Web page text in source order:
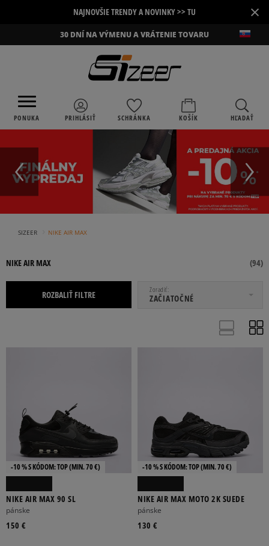
NAJNOVŠIE TRENDY A NOVINKY >> TU ×
30 DNÍ NA VÝMENU A VRÁTENIE TOVARU
PONUKA PRIHLÁSIŤ SCHRÁNKA KOŠÍK HĽADAŤ
SIZEER NIKE AIR MAX
NIKE AIR MAX (94)
ROZBALIŤ FILTRE Zoradiť
ZAČIATOČNÉ
OD DO
19,5 20 21,5 22
BÉŽOVÁ ČIERNA
-10 % S KÓDOM: TOP (MIN. 70 €)
NIKE AIR MAX 90 SL
pánske
150 €
-10 % S KÓDOM: TOP (MIN. 70 €)
NIKE AIR MAX MOTO 2K SUEDE
pánske
130 €